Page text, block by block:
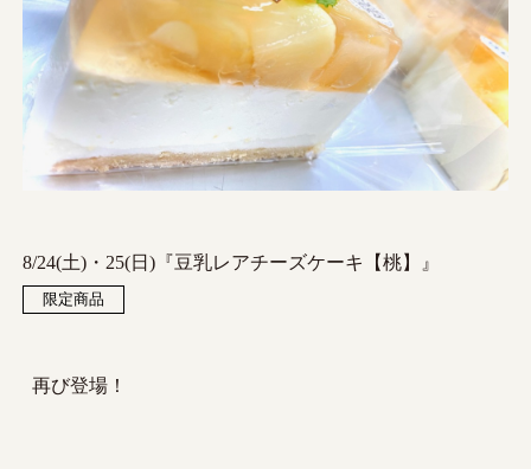
8/24(土)・25(日)『豆乳レアチーズケーキ【桃】』
限定商品
再び登場！